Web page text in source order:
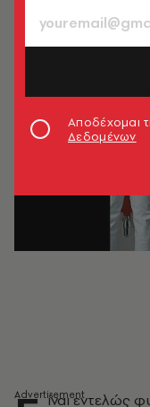
ίναι εντελώς
Αποδέχομαι
Δεδομένων